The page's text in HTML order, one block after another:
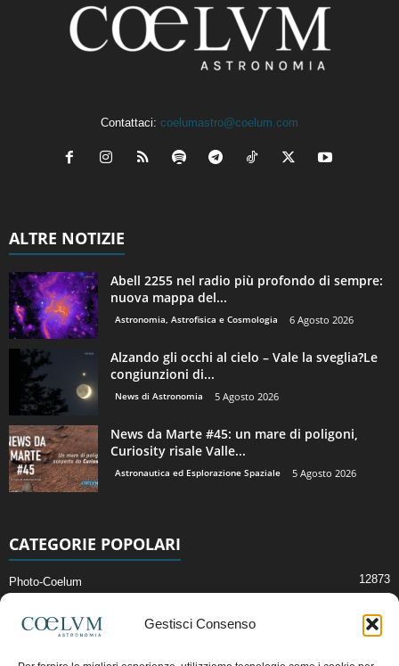
Gestisci Consenso
Contattaci: coelumastro@coelum.com
ALTRE NOTIZIE
Abell 2255 nel radio più profondo di sempre:
nuova mappa del...
Astronomia, Astrofisica e Cosmologia 6 Agosto 2026
Alzando gli occhi al cielo – Vale la sveglia?Le
congiunzioni di...
News di Astronomia 5 Agosto 2026
News da Marte #45: un mare di poligoni,
Curiosity risale Valle...
Astronautica ed Esplorazione Spaziale 5 Agosto 2026
CATEGORIE POPOLARI
Photo-Coelum 12873
News di Astronomia 2409
Cielo del Mese